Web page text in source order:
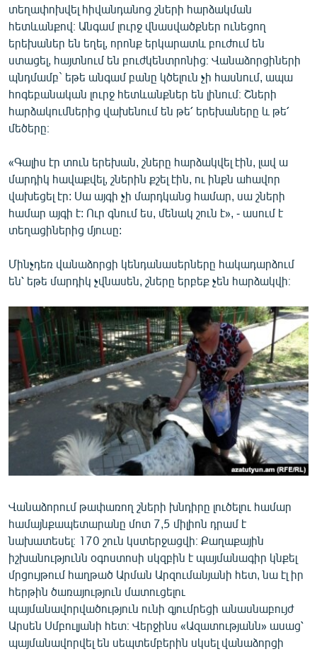
տեղափոխվել հիվանդանոց շների հարձակման
հետևանքով։ Անգամ լուրջ վնասվածքներ ունեցող
երեխաներ են եղել, որոնք երկարատև բուժում են
ստացել, հայտնում են բուժկենտրոնից։ Վանաձորցիների
պնդմամբ` եթե անգամ բանը կծելուն չի հասնում, ապա
հոգեբանական լուրջ հետևանքներ են լինում։ Շների
հարձակումներից վախենում են թե՛ երեխաները և թե՛
մեծերը։
«Գալիս էր տուն երեխան, շները հարձակվել էին, լավ ա
մարդիկ հավաքվել, շներին քշել էին, ու ինքն ահավոր
վախեցել էր: Սա այգի չի մարդկանց համար, սա շների
համար այգի է: Ուր գնում ես, մենակ շուն է», - ասում է
տեղացիներից մյուսը:
Մինչդեռ վանաձորցի կենդանասերները հակադարձում
են՝ եթե մարդիկ չվնասեն, շները երբեք չեն հարձակվի։
Վանաձորում թափառող շների խնդիրը լուծելու համար
համայնքապետարանը մոտ 7,5 միլիոն դրամ է
նախատեսել։ 170 շուն կստերջացվի։ Քաղաքային
իշխանությունն օգոստոսի սկզբին է պայմանագիր կնքել
մրցույթում հաղթած Արման Արզումանյանի հետ, նա էլ իր
հերթին ծառայություն մատուցելու
պայմանավորվածություն ունի գյումրեցի անասնաբույժ
Արսեն Սմբուլյանի հետ։ Վերջինս «Ազատությանն» ասաց՝
պայմանավորվել են սեպտեմբերին սկսել վանաձորցի